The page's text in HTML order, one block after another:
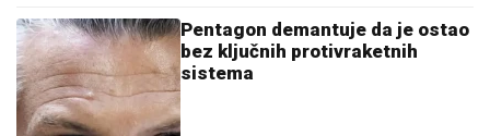
Pentagon demantuje da je ostao
bez ključnih protivraketnih
sistema